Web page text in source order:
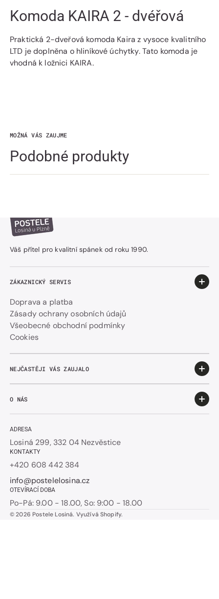
Komoda KAIRA 2 - dvéřová
Praktická 2-dveřová komoda Kaira z vysoce kvalitního
LTD je doplněna o hliníkové úchytky. Tato komoda je
vhodná k ložnici KAIRA.
MOŽNÁ VÁS ZAUJME
Podobné produkty
Váš přítel pro kvalitní spánek od roku 1990.
ZÁKAZNICKÝ SERVIS
Doprava a platba
Zásady ochrany osobních údajů
Všeobecné obchodní podmínky
Cookies
NEJČASTĚJI VÁS ZAUJALO
O NÁS
ADRESA
Losiná 299, 332 04 Nezvěstice
KONTAKTY
+420 608 442 384
info@postelelosina.cz
OTEVÍRACÍ DOBA
Po-Pá: 9.00 - 18.00, So: 9:00 - 18.00
© 2026 Postele Losiná. Využívá Shopify.